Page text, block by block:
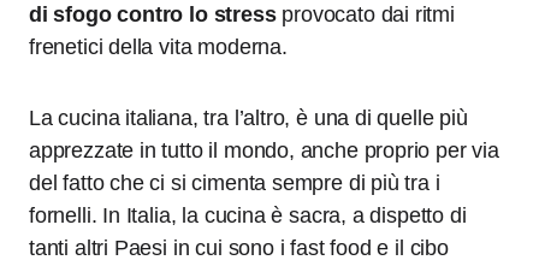
di sfogo contro lo stressprovocato dai ritmi
frenetici della vita moderna.
La cucina italiana, tra l’altro, è una di quelle più
apprezzate in tutto il mondo, anche proprio per via
del fatto che ci si cimenta sempre di più tra i
fornelli. In Italia, la cucina è sacra, a dispetto di
tanti altri Paesi in cui sono i fast food e il cibo